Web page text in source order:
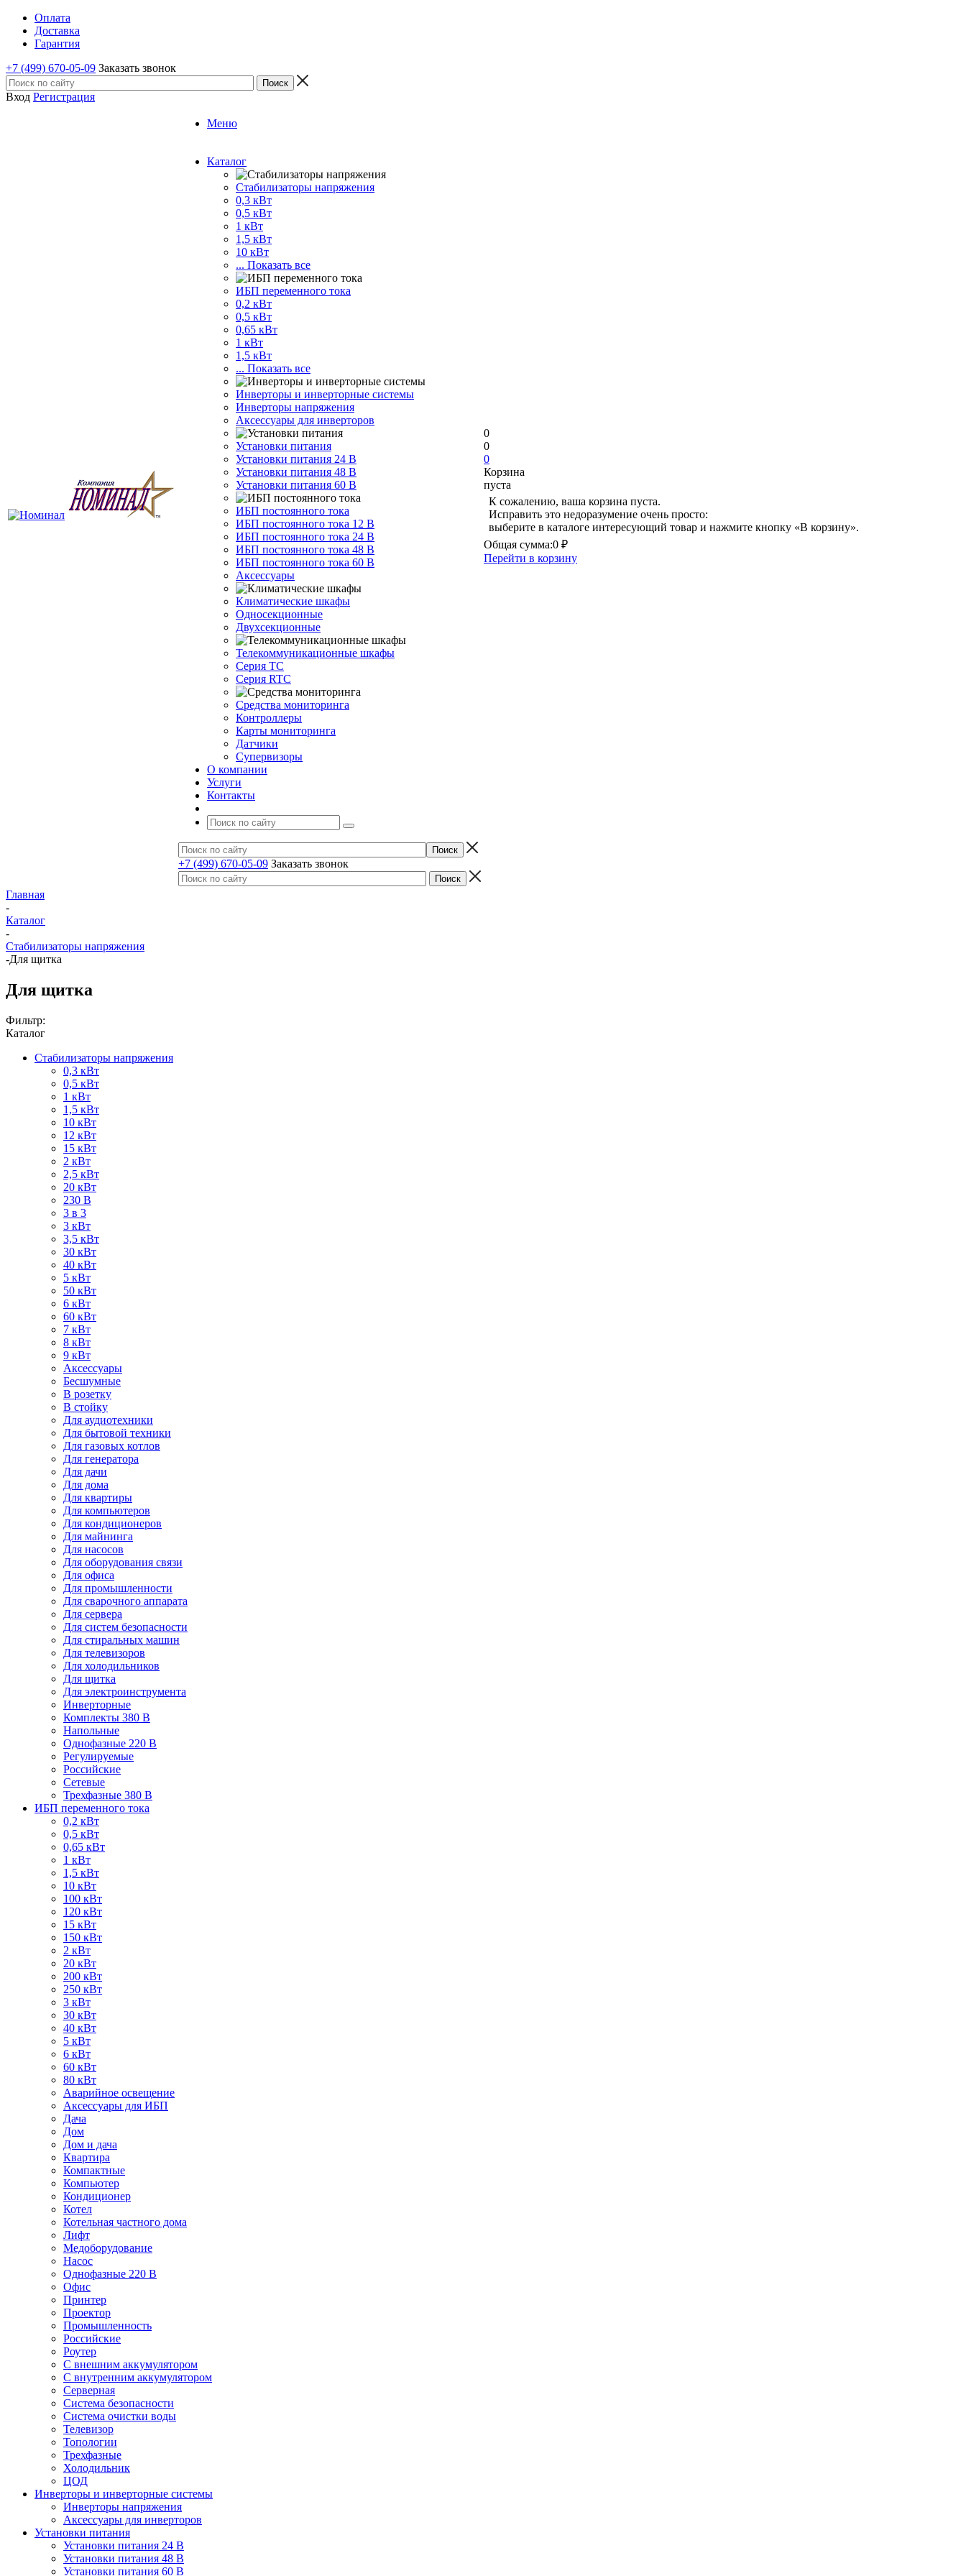
Оплата
Доставка
Гарантия
+7 (499) 670-05-09 Заказать звонок
Вход Регистрация
Меню
Каталог
Стабилизаторы напряжения
0,3 кВт
0,5 кВт
1 кВт
1,5 кВт
10 кВт
... Показать все
ИБП переменного тока
0,2 кВт
0,5 кВт
0,65 кВт
1 кВт
1,5 кВт
... Показать все
Инверторы и инверторные системы
Инверторы напряжения
Аксессуары для инверторов
Установки питания
Установки питания 24 В
Установки питания 48 В
Установки питания 60 В
ИБП постоянного тока
ИБП постоянного тока 12 В
ИБП постоянного тока 24 В
ИБП постоянного тока 48 В
ИБП постоянного тока 60 В
Аксессуары
Климатические шкафы
Односекционные
Двухсекционные
Телекоммуникационные шкафы
Серия TC
Серия RTC
Средства мониторинга
Контроллеры
Карты мониторинга
Датчики
Супервизоры
О компании
Услуги
Контакты
+7 (499) 670-05-09 Заказать звонок
0
0
0
Корзина
пуста
К сожалению, ваша корзина пуста.
Исправить это недоразумение очень просто:
выберите в каталоге интересующий товар и нажмите кнопку «В корзину».
Общая сумма:0 ₽
Перейти в корзину
Главная
-
Каталог
-
Стабилизаторы напряжения
-Для щитка
Для щитка
Фильтр:
Каталог
Стабилизаторы напряжения
0,3 кВт
0,5 кВт
1 кВт
1,5 кВт
10 кВт
12 кВт
15 кВт
2 кВт
2,5 кВт
20 кВт
230 В
3 в 3
3 кВт
3,5 кВт
30 кВт
40 кВт
5 кВт
50 кВт
6 кВт
60 кВт
7 кВт
8 кВт
9 кВт
Аксессуары
Бесшумные
В розетку
В стойку
Для аудиотехники
Для бытовой техники
Для газовых котлов
Для генератора
Для дачи
Для дома
Для квартиры
Для компьютеров
Для кондиционеров
Для майнинга
Для насосов
Для оборудования связи
Для офиса
Для промышленности
Для сварочного аппарата
Для сервера
Для систем безопасности
Для стиральных машин
Для телевизоров
Для холодильников
Для щитка
Для электроинструмента
Инверторные
Комплекты 380 В
Напольные
Однофазные 220 В
Регулируемые
Российские
Сетевые
Трехфазные 380 В
ИБП переменного тока
0,2 кВт
0,5 кВт
0,65 кВт
1 кВт
1,5 кВт
10 кВт
100 кВт
120 кВт
15 кВт
150 кВт
2 кВт
20 кВт
200 кВт
250 кВт
3 кВт
30 кВт
40 кВт
5 кВт
6 кВт
60 кВт
80 кВт
Аварийное освещение
Аксессуары для ИБП
Дача
Дом
Дом и дача
Квартира
Компактные
Компьютер
Кондиционер
Котел
Котельная частного дома
Лифт
Медоборудование
Насос
Однофазные 220 В
Офис
Принтер
Проектор
Промышленность
Российские
Роутер
С внешним аккумулятором
С внутренним аккумулятором
Серверная
Система безопасности
Система очистки воды
Телевизор
Топологии
Трехфазные
Холодильник
ЦОД
Инверторы и инверторные системы
Инверторы напряжения
Аксессуары для инверторов
Установки питания
Установки питания 24 В
Установки питания 48 В
Установки питания 60 В